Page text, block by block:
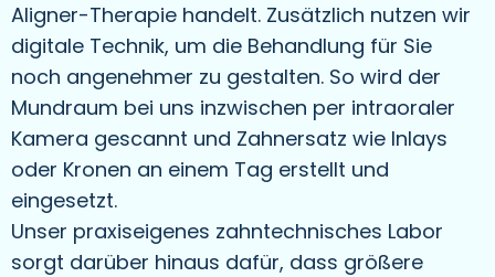
Aligner-Therapie handelt. Zusätzlich nutzen wir
digitale Technik, um die Behandlung für Sie
noch angenehmer zu gestalten. So wird der
Mundraum bei uns inzwischen per intraoraler
Kamera gescannt und Zahnersatz wie Inlays
oder Kronen an einem Tag erstellt und
eingesetzt.
Unser praxiseigenes zahntechnisches Labor
sorgt darüber hinaus dafür, dass größere